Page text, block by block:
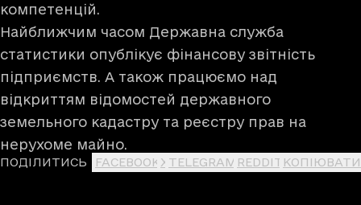
компетенцій.
Найближчим часом Державна служба
статистики опублікує фінансову звітність
підприємств. А також працюємо над
відкриттям відомостей державного
земельного кадастру та реєстру прав на
нерухоме майно.
ПОДІЛИТИСЬ FACEBOOK X TELEGRAM REDDIT КОПІЮВАТИ